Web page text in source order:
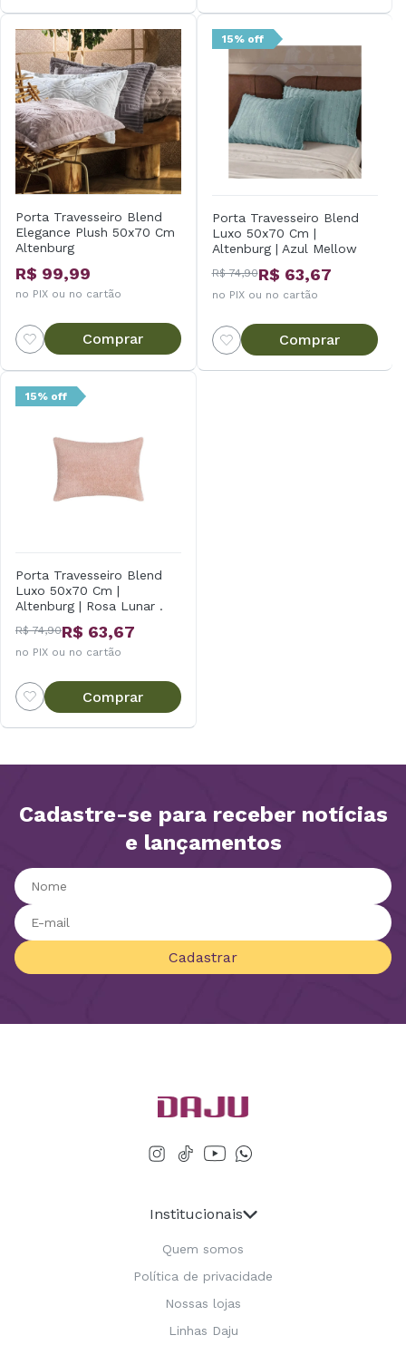
Porta Travesseiro Blend
Elegance Plush 50x70 Cm
Altenburg
R$ 99,99
no PIX ou no cartão
Comprar
15% off
Porta Travesseiro Blend
Luxo 50x70 Cm |
Altenburg | Azul Mellow
R$ 74,90R$ 63,67
no PIX ou no cartão
Comprar
15% off
Porta Travesseiro Blend
Luxo 50x70 Cm |
Altenburg | Rosa Lunar .
R$ 74,90R$ 63,67
no PIX ou no cartão
Comprar
Cadastre-se para receber notícias
e lançamentos
Cadastrar
Institucionais
Quem somos
Política de privacidade
Nossas lojas
Linhas Daju